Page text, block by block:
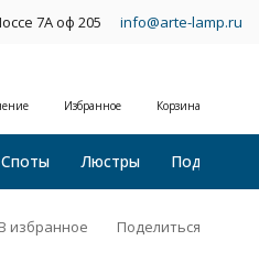
7А оф 205 info@arte-lamp.ru
Избранное Корзина
Споты Люстры Подвесные
В избранное Поделиться